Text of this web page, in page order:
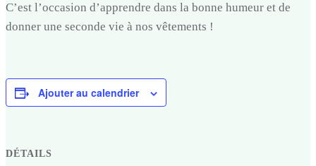
C’est l’occasion d’apprendre dans la bonne humeur et de
donner une seconde vie à nos vêtements !
Ajouter au calendrier
DÉTAILS